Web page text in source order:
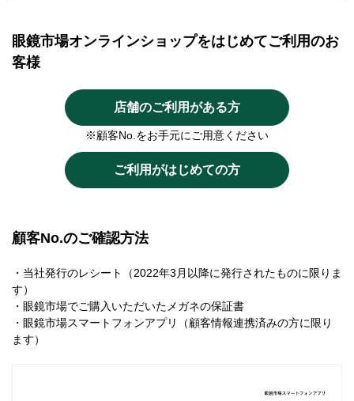
眼鏡市場オンラインショップをはじめてご利用のお
客様
店舗のご利用がある方
※顧客No.をお手元にご用意ください
ご利用がはじめての方
顧客No.のご確認方法
・当社発行のレシート（2022年3月以降に発行されたものに限りま
す）
・眼鏡市場でご購入いただいたメガネの保証書
・眼鏡市場スマートフォンアプリ（顧客情報連携済みの方に限り
ます）